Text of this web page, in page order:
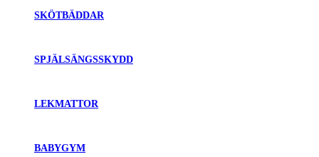
SKÖTBÄDDAR
SPJÄLSÄNGSSKYDD
LEKMATTOR
BABYGYM